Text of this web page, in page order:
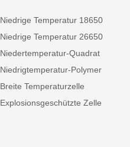
Niedrige Temperatur 18650
Niedrige Temperatur 26650
Niedertemperatur-Quadrat
Niedrigtemperatur-Polymer
Breite Temperaturzelle
Explosionsgeschützte Zelle